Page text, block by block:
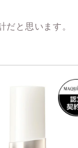
だと思います。